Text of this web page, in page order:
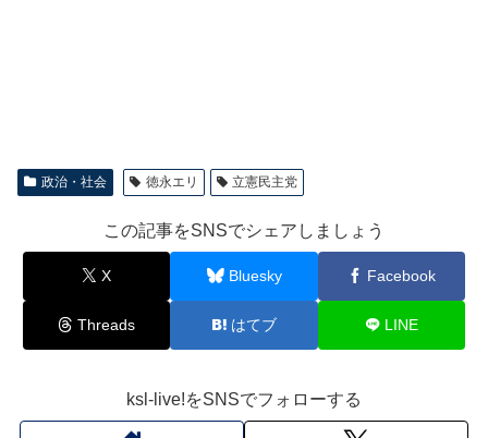
政治・社会 徳永エリ 立憲民主党
この記事をSNSでシェアしましょう
X Bluesky Facebook
Threads はてブ LINE
ksl-live!をSNSでフォローする